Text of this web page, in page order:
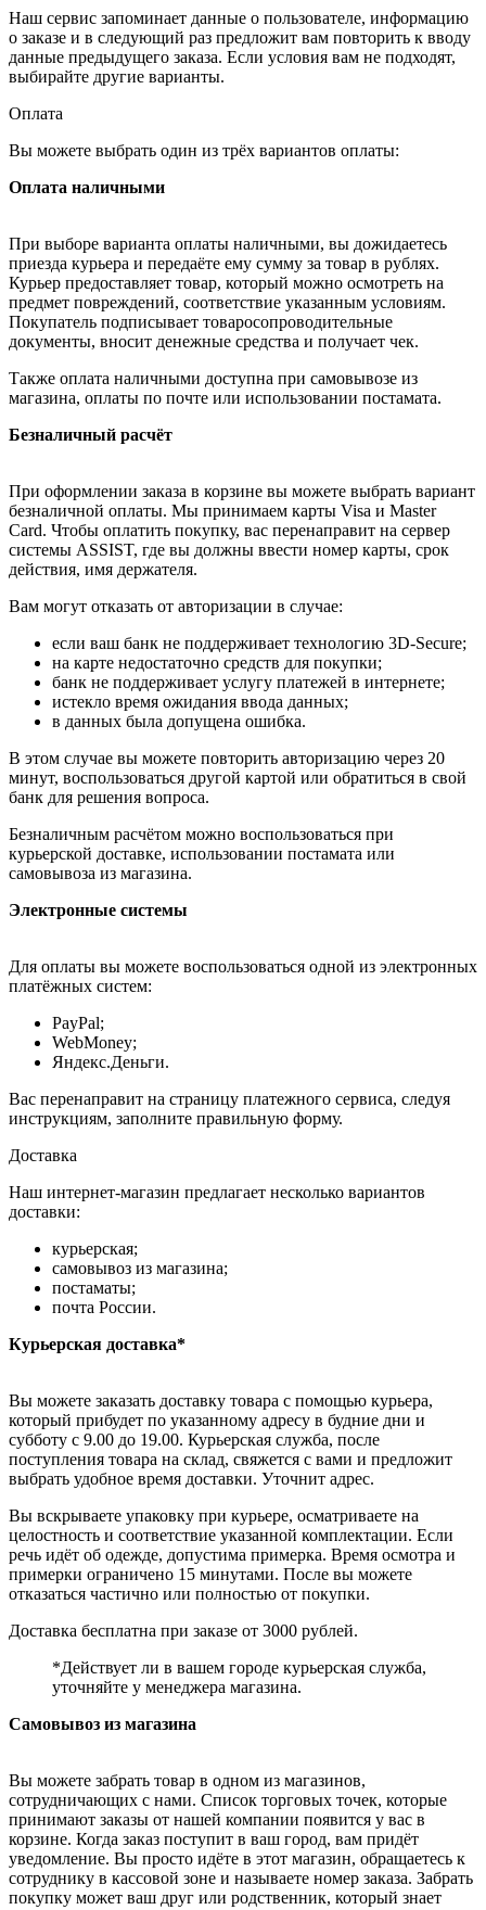
Наш сервис запоминает данные о пользователе, информацию
о заказе и в следующий раз предложит вам повторить к вводу
данные предыдущего заказа. Если условия вам не подходят,
выбирайте другие варианты.
Оплата
Вы можете выбрать один из трёх вариантов оплаты:
Оплата наличными
При выборе варианта оплаты наличными, вы дожидаетесь
приезда курьера и передаёте ему сумму за товар в рублях.
Курьер предоставляет товар, который можно осмотреть на
предмет повреждений, соответствие указанным условиям.
Покупатель подписывает товаросопроводительные
документы, вносит денежные средства и получает чек.
Также оплата наличными доступна при самовывозе из
магазина, оплаты по почте или использовании постамата.
Безналичный расчёт
При оформлении заказа в корзине вы можете выбрать вариант
безналичной оплаты. Мы принимаем карты Visa и Master
Card. Чтобы оплатить покупку, вас перенаправит на сервер
системы ASSIST, где вы должны ввести номер карты, срок
действия, имя держателя.
Вам могут отказать от авторизации в случае:
если ваш банк не поддерживает технологию 3D-Secure;
на карте недостаточно средств для покупки;
банк не поддерживает услугу платежей в интернете;
истекло время ожидания ввода данных;
в данных была допущена ошибка.
В этом случае вы можете повторить авторизацию через 20
минут, воспользоваться другой картой или обратиться в свой
банк для решения вопроса.
Безналичным расчётом можно воспользоваться при
курьерской доставке, использовании постамата или
самовывоза из магазина.
Электронные системы
Для оплаты вы можете воспользоваться одной из электронных
платёжных систем:
PayPal;
WebMoney;
Яндекс.Деньги.
Вас перенаправит на страницу платежного сервиса, следуя
инструкциям, заполните правильную форму.
Доставка
Наш интернет-магазин предлагает несколько вариантов
доставки:
курьерская;
самовывоз из магазина;
постаматы;
почта России.
Курьерская доставка*
Вы можете заказать доставку товара с помощью курьера,
который прибудет по указанному адресу в будние дни и
субботу с 9.00 до 19.00. Курьерская служба, после
поступления товара на склад, свяжется с вами и предложит
выбрать удобное время доставки. Уточнит адрес.
Вы вскрываете упаковку при курьере, осматриваете на
целостность и соответствие указанной комплектации. Если
речь идёт об одежде, допустима примерка. Время осмотра и
примерки ограничено 15 минутами. После вы можете
отказаться частично или полностью от покупки.
Доставка бесплатна при заказе от 3000 рублей.
*Действует ли в вашем городе курьерская служба,
уточняйте у менеджера магазина.
Самовывоз из магазина
Вы можете забрать товар в одном из магазинов,
сотрудничающих с нами. Список торговых точек, которые
принимают заказы от нашей компании появится у вас в
корзине. Когда заказ поступит в ваш город, вам придёт
уведомление. Вы просто идёте в этот магазин, обращаетесь к
сотруднику в кассовой зоне и называете номер заказа. Забрать
покупку может ваш друг или родственник, который знает